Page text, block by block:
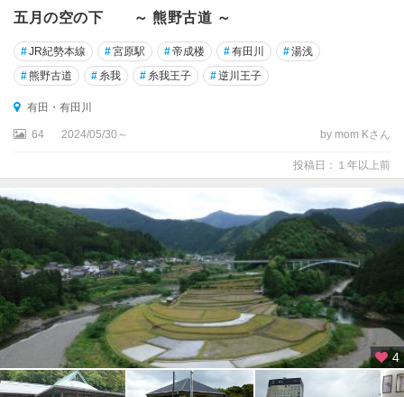
・
本
新
宮
勝
・
熊
野
宮
五月の空の下 ～ 熊野古道 ～
#JR紀勢本線 #宮原駅 #帝成楼 #有田川 #湯浅
#熊野古道 # 糸我 # 糸我王子 #逆川王子
有田・有田川
64 2024/05/30～ by mom Kさん
投稿日：１年以上前
4